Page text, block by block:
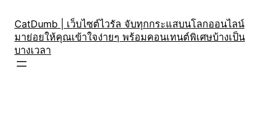
content
CatDumb | เว็บไซต์ไวรัล จับทุกกระแสบนโลกออนไลน์
มาย่อยให้คุณเข้าใจง่ายๆ พร้อมคอนเทนต์พิเศษบ้างเป็น
บางเวลา